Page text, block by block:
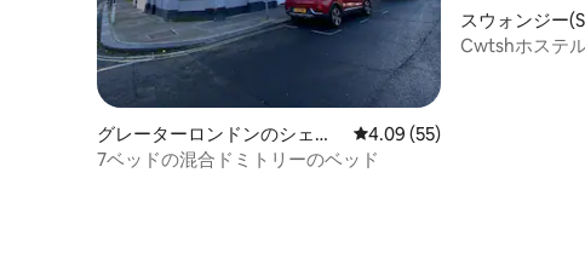
グレーターロンドンのシェア
ルーム
レビュー55件、5つ星中4.09
4.09 (55)
7ベッドの混合ドミトリーのベッド
スウォンジー
アルーム
Cwtshホステ